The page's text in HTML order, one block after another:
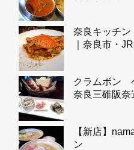
奈良キッチン
｜奈良市・
クラムボン
奈良三碓阪奈
【新店】
ン